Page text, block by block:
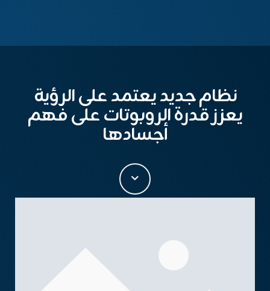
نظام جديد يعتمد على الرؤية
يعزز قدرة الروبوتات على فهم
أجسادها